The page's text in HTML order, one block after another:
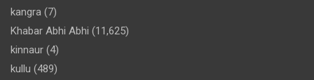
kangra (7)
Khabar Abhi Abhi (11,625)
kinnaur (4)
kullu (489)